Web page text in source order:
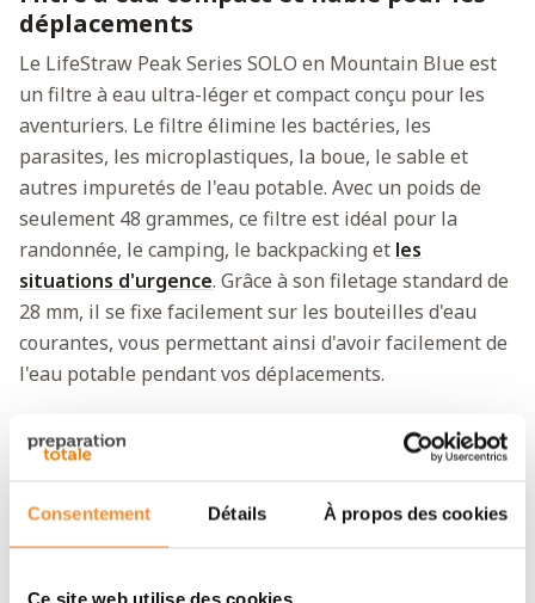
Consentement Détails À propos des cookies
Ce site web utilise des cookies.
déplacements
Le LifeStraw Peak Series SOLO en Mountain Blue est
un filtre à eau ultra-léger et compact conçu pour les
aventuriers. Le filtre élimine les bactéries, les
parasites, les microplastiques, la boue, le sable et
autres impuretés de l'eau potable. Avec un poids de
seulement 48 grammes, ce filtre est idéal pour la
randonnée, le camping, le backpacking et les
situations d'urgence. Grâce à son filetage standard de
28 mm, il se fixe facilement sur les bouteilles d'eau
courantes, vous permettant ainsi d'avoir facilement de
l'eau potable pendant vos déplacements.
Conception conviviale et durable
est doté d'un système pratique à
bouchon rabattable qui vous permet de filtrer et de
Il est donc adapté à une utilisation prolongée. Grâce à